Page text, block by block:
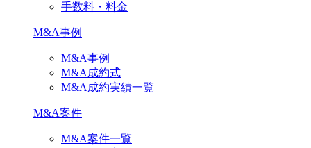
手数料・料金
M&A事例
M&A事例
M&A成約式
M&A成約実績一覧
M&A案件
M&A案件一覧